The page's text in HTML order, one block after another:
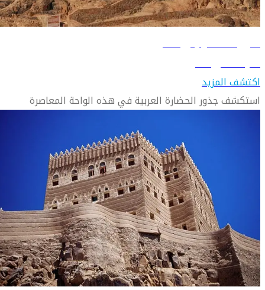
دليل السفر إلى حائل
تعرّف على حائل
اكتشف المزيد
استكشف جذور الحضارة العربية في هذه الواحة المعاصرة